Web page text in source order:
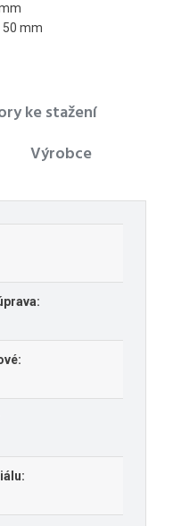
50 mm
ke stažení
Výrobce